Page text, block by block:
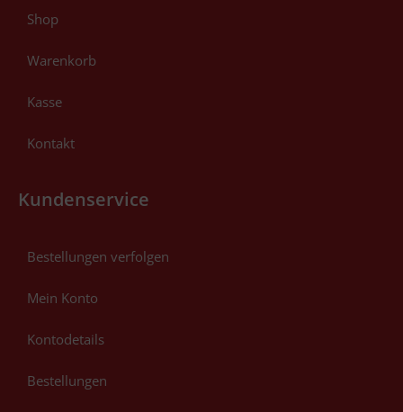
Shop
Warenkorb
Kasse
Kontakt
Kundenservice
Bestellungen verfolgen
Mein Konto
Kontodetails
Bestellungen